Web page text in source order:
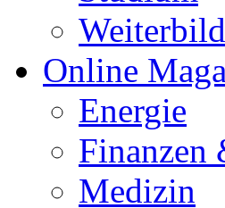
Online
Energie
Finanzen
Medizin